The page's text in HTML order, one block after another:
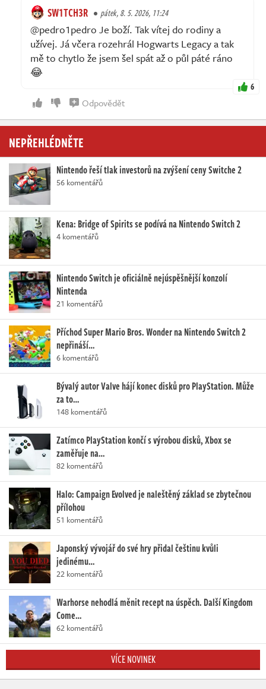
SW1TCH3R pátek, 8. 5. 2026, 11:24
@pedro1pedro Je boží. Tak vítej do rodiny a
užívej. Já včera rozehrál Hogwarts Legacy a tak
mě to chytlo že jsem šel spát až o půl páté ráno
😂
6
Odpovědět
NEPŘEHLÉDNĚTE
Nintendo řeší tlak investorů na zvýšení ceny Switche 2
56 komentářů
Kena: Bridge of Spirits se podívá na Nintendo Switch 2
4 komentářů
Nintendo Switch je oficiálně nejúspěšnější konzolí
Nintenda
21 komentářů
Příchod Super Mario Bros. Wonder na Nintendo Switch 2
nepřináší…
6 komentářů
Bývalý autor Valve hájí konec disků pro PlayStation. Může
za to…
148 komentářů
Zatímco PlayStation končí s výrobou disků, Xbox se
zaměřuje na…
82 komentářů
Halo: Campaign Evolved je naleštěný základ se zbytečnou
přílohou
51 komentářů
Japonský vývojář do své hry přidal češtinu kvůli
jedinému…
22 komentářů
Warhorse nehodlá měnit recept na úspěch. Další Kingdom
Come…
62 komentářů
VÍCE NOVINEK